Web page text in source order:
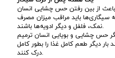
باعث از بین رفتن حس چشایی انسان
باید مراقب میزان مصرف
نمک، فلفل و دیگر ادویه‌‌ها باشند.
دیگر حس چشایی و بویایی انسان ترمیم
دیگر طعم کامل غذا را بطور کامل
درک کنند.